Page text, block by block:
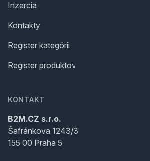
Inzercia
Kontakty
Register kategórii
Register produktov
KONTAKT
B2M.CZ s.r.o.
Šafránkova 1243/3
155 00 Praha 5